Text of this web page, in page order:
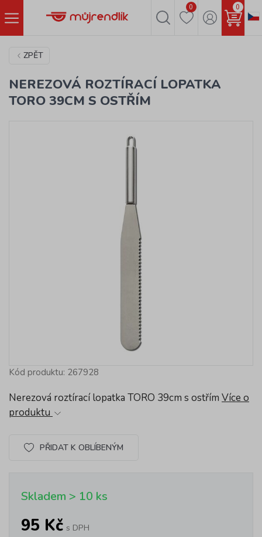
0 0
ZPĚT
NEREZOVÁ ROZTÍRACÍ LOPATKA
TORO 39CM S OSTŘÍM
Kód produktu: 267928
Nerezová roztírací lopatka TORO 39cm s ostřím Více o
produktu
PŘIDAT K OBLÍBENÝM
Skladem > 10 ks
95 Kč s DPH